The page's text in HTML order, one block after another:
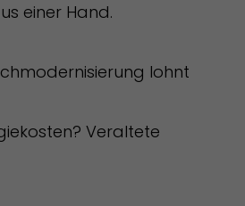
einer Hand.
lohnt
Veraltete